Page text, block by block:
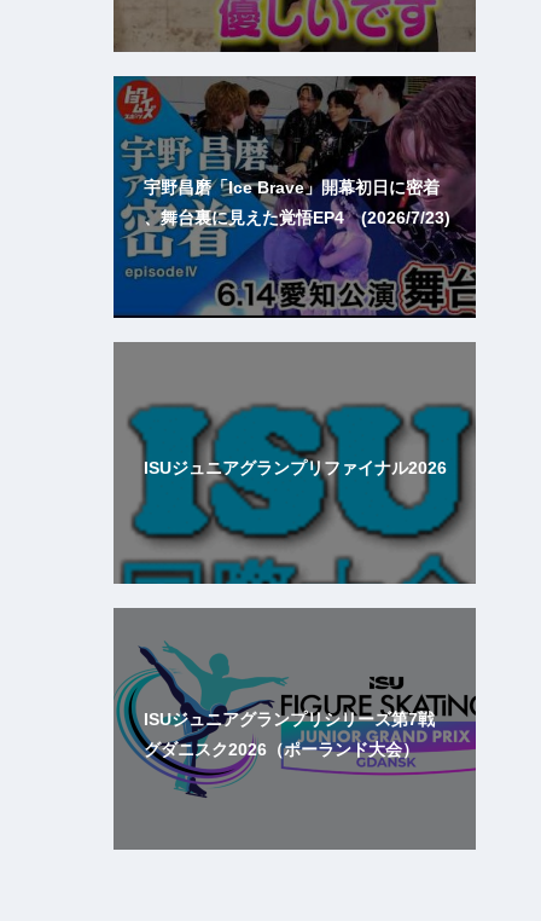
宇野昌磨「Ice Brave」開幕初日に密着
、舞台裏に見えた覚悟EP4 (2026/7/23)
ISUジュニアグランプリファイナル2026
ISUジュニアグランプリシリーズ第7戦
グダニスク2026（ポーランド大会）